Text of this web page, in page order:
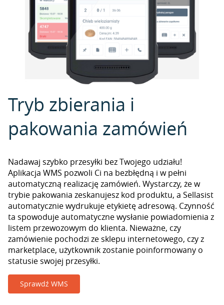
Tryb zbierania i
pakowania zamówień
Nadawaj szybko przesyłki bez Twojego udziału!
Aplikacja WMS pozwoli Ci na bezbłędną i w pełni
automatyczną realizację zamówień. Wystarczy, że w
trybie pakowania zeskanujesz kod produktu, a Sellasist
automatycznie wydrukuje etykietę adresową. Czynność
ta spowoduje automatyczne wysłanie powiadomienia z
listem przewozowym do klienta. Nieważne, czy
zamówienie pochodzi ze sklepu internetowego, czy z
marketplace, użytkownik zostanie poinformowany o
statusie swojej przesyłki.
Sprawdź WMS